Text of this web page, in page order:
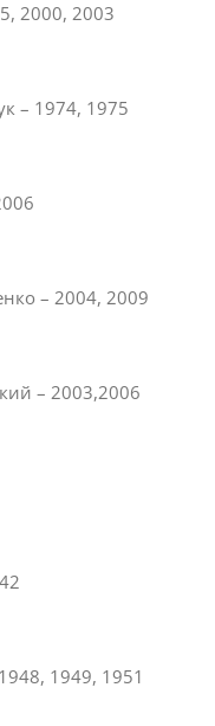
2000, 2003
– 1974, 1975
– 2004, 2009
– 2003,2006
1949, 1951